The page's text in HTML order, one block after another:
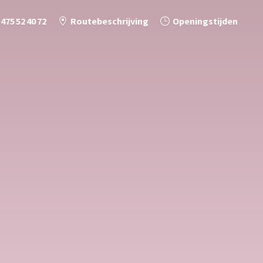
52 40 72 Routebeschrijving Openingstijden